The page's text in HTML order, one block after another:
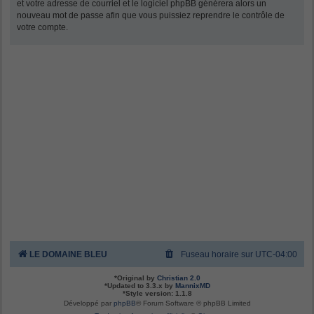
et votre adresse de courriel et le logiciel phpBB générera alors un
nouveau mot de passe afin que vous puissiez reprendre le contrôle de
votre compte.
LE DOMAINE BLEU Fuseau horaire sur UTC-04:00
*Original by Christian 2.0
*Updated to 3.3.x by MannixMD
*Style version: 1.1.8
Développé par phpBB® Forum Software © phpBB Limited